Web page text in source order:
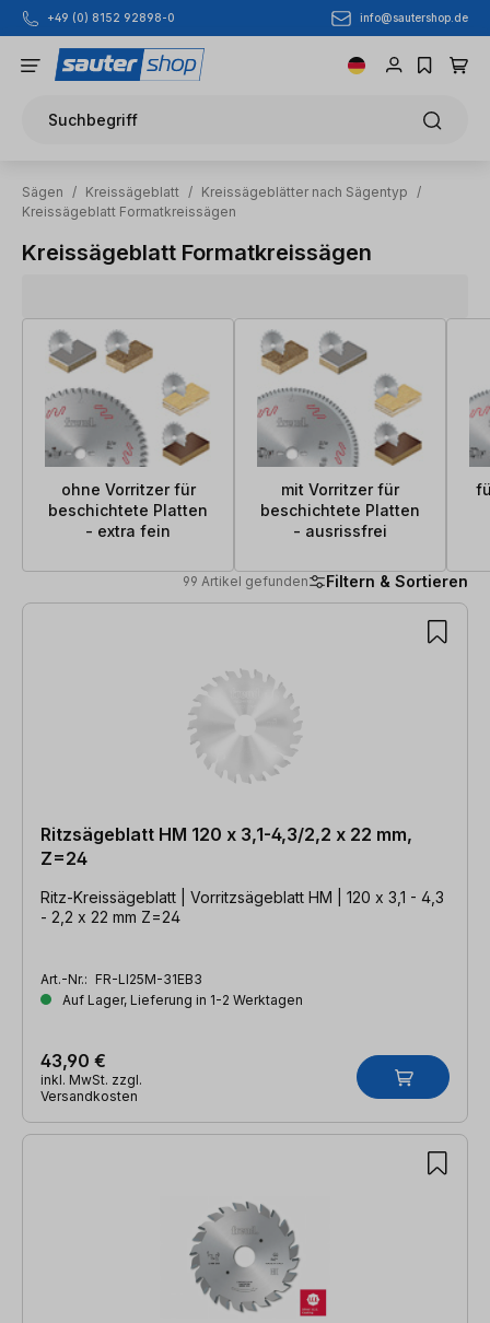
Zum Hauptinhalt springen
+49 (0) 8152 92898-0 info@sautershop.de
Suchbegriff
Sägen / Kreissägeblatt / Kreissägeblätter nach Sägentyp
/
Kreissägeblatt Formatkreissägen
Kreissägeblatt Formatkreissägen
ohne Vorritzer für
beschichtete Platten
- extra fein
mit Vorritzer für
beschichtete Platten
- ausrissfrei
99 Artikel gefunden Filtern & Sortieren
99 Artikel gefunden
Ritzsägeblatt HM 120 x 3,1-4,3/2,2 x 22 mm,
Z=24
Ritz-Kreissägeblatt | Vorritzsägeblatt HM | 120 x 3,1 - 4,3
- 2,2 x 22 mm Z=24
Art.-Nr.: FR-LI25M-31EB3
Auf Lager, Lieferung in 1-2 Werktagen
43,90 €
inkl. MwSt. zzgl.
Versandkosten